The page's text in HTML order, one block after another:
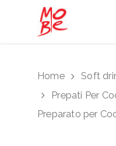
Hit enter to
Home Soft
Prepati Per
Preparato per